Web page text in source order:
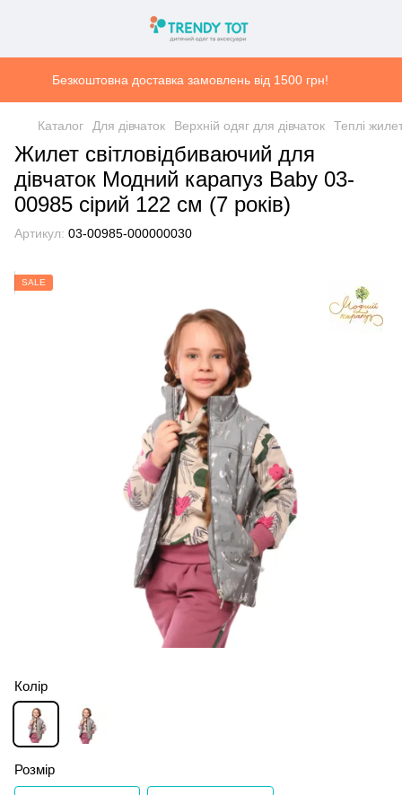
Безкоштовна доставка замовлень від 1500 грн!
Каталог Для дівчаток Верхній одяг для дівчаток Теплі
Жилет світловідбиваючий для
дівчаток Модний карапуз Baby 03-
00985 сірий 122 см (7 років)
Артикул: 03-00985-000000030
SALE
Колір
Розмір